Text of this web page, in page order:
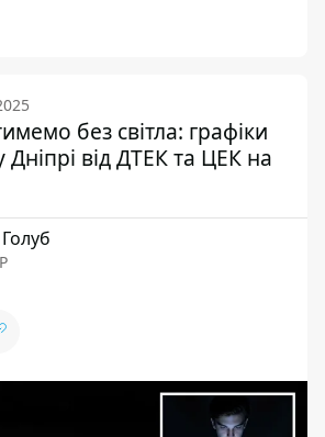
без світла: графіки
Дніпрі від ДТЕК та ЦЕК на